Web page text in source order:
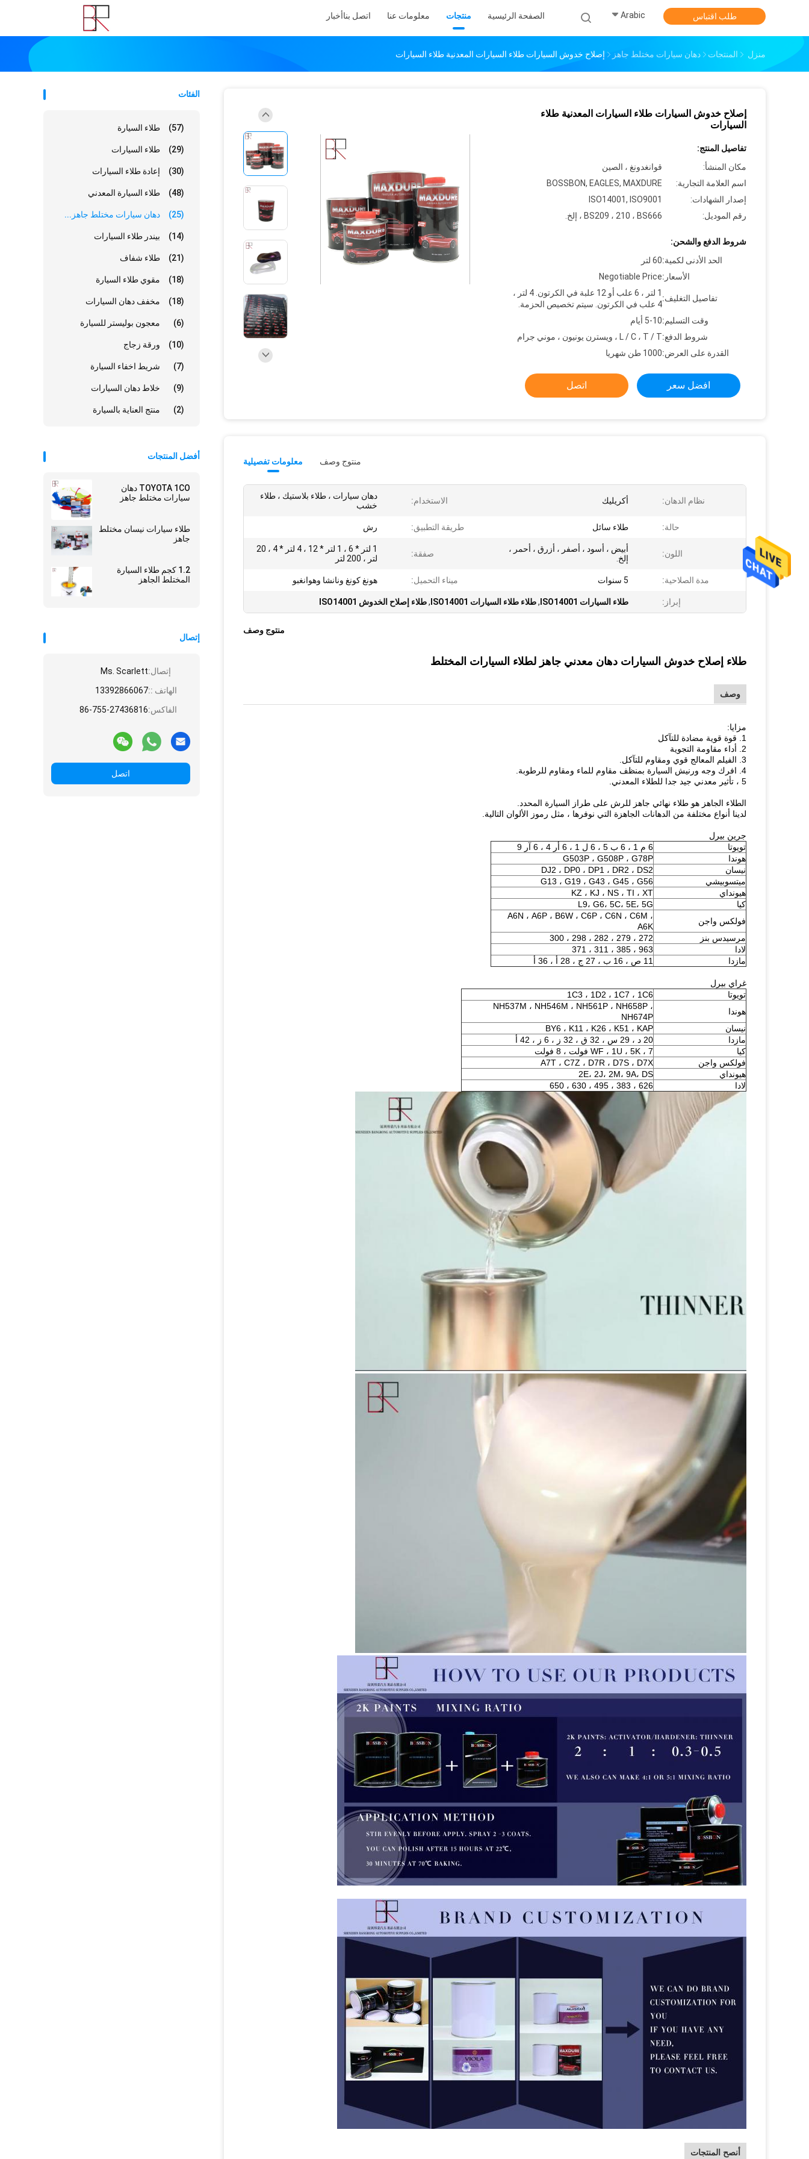
الصفحة الرئيسية منتجات معلومات عنا اتصل بناأخبار Arabic طلب اقتباس
منزل المنتجات دهان سيارات مختلط جاهز إصلاح خدوش السيارات طلاء السيارات المعدنية طلاء السيارات
الفئات
طلاء السيارة (57)
طلاء السيارات (29)
إعادة طلاء السيارات (30)
طلاء السيارة المعدني (48)
دهان سيارات مختلط جاهز... (25)
بيندر طلاء السيارات (14)
طلاء شفاف (21)
مقوي طلاء السيارة (18)
مخفف دهان السيارات (18)
معجون بوليستر للسيارة (6)
ورقة زجاج (10)
شريط اخفاء السيارة (7)
خلاط دهان السيارات (9)
منتج العناية بالسيارة (2)
أفضل المنتجات
TOYOTA 1CO دهان
سيارات مختلط جاهز
طلاء سيارات نيسان مختلط
جاهز
1.2 كجم طلاء السيارة
المختلط الجاهز
إتصال
إتصال:Ms. Scarlett
الهاتف ::13392866067
الفاكس:86-755-27436816
اتصل
إصلاح خدوش السيارات طلاء السيارات المعدنية طلاء
السيارات
تفاصيل المنتج:
مكان المنشأ:
قوانغدونغ ، الصين
اسم العلامة التجارية:
BOSSBON, EAGLES, MAXDURE
إصدار الشهادات:
ISO14001, ISO9001
رقم الموديل:
BS209 ، 210 ، BS666 ، إلخ.
شروط الدفع والشحن:
الحد الأدنى لكمية:60 لتر
الأسعار:Negotiable Price
تفاصيل التغليف:
1 لتر ، 6 علب أو 12 علبة في الكرتون. 4 لتر ،
4 علب في الكرتون. سيتم تخصيص الحزمة.
وقت التسليم:5-10 أيام
شروط الدفع:L / C ، T / T ، ويسترن يونيون ، موني جرام
القدرة على العرض:1000 طن شهريا
افضل سعر اتصل
معلومات تفصيلية منتوج وصف
نظام الدهان: أكريليك الاستخدام:
دهان سيارات ، طلاء بلاستيك ، طلاء
خشب
حالة: طلاء سائل طريقة التطبيق: رش
اللون:
أبيض ، أسود ، أصفر ، أزرق ، أحمر ،
إلخ.
صفقة:
1 لتر * 6 ، 1 لتر * 12 ، 4 لتر * 4 ، 20
لتر ، 200 لتر
مدة الصلاحية: 5 سنوات ميناء التحميل: هونغ كونغ ونانشا وهوانغبو
إبراز: طلاء السيارات ISO14001 ,طلاء طلاء السيارات ISO14001 ,طلاء إصلاح الخدوش ISO14001
منتوج وصف
طلاء إصلاح خدوش السيارات دهان معدني جاهز لطلاء السيارات المختلط
وصف
مزايا:
1. قوة قوية مضادة للتآكل
2. أداء مقاومة التجوية
3. الفيلم المعالج قوي ومقاوم للتآكل.
4. افرك وجه ورنيش السيارة بمنظف مقاوم للماء ومقاوم للرطوبة.
5 ، تأثير معدني جيد جدا للطلاء المعدني.
الطلاء الجاهز هو طلاء نهائي جاهز للرش على طراز السيارة المحدد.
لدينا أنواع مختلفة من الدهانات الجاهزة التي نوفرها ، مثل رموز الألوان التالية.
جرين بيرل
تويوتا
6 م 1 ، 6 ب 5 ، 6 ل 1 ، 6 أر 4 ، 6 آر 9
هوندا
G503P ، G508P ، G78P
نيسان
DJ2 ، DP0 ، DP1 ، DR2 ، DS2
ميتسوبيشي
G13 ، G19 ، G43 ، G45 ، G56
هيونداي
KZ ، KJ ، NS ، TI ، XT
كيا
L9، G6، 5C، 5E، 5G
فولكس واجن
A6N ، A6P ، B6W ، C6P ، C6N ، C6M ،
A6K
مرسيدس بنز
272 ، 279 ، 282 ، 298 ، 300
لادا
963 ، 385 ، 311 ، 371
مازدا
11 ص ، 16 ب ، 27 ج ، 28 أ ، 36 أ
غراي بيرل
تويوتا
1C3 ، 1D2 ، 1C7 ، 1C6
هوندا
NH537M ، NH546M ، NH561P ، NH658P ،
NH674P
نيسان
BY6 ، K11 ، K26 ، K51 ، KAP
مازدا
20 د ، 29 س ، 32 ق ، 32 ز ، 6 ز ، 42 أ
كيا
WF ، 1U ، 5K ، 7 فولت ، 8 فولت
فولكس واجن
A7T ، C7Z ، D7R ، D7S ، D7X
هيونداي
2E، 2J، 2M، 9A، DS
لادا
626 ، 383 ، 495 ، 630 ، 650
أنصح المنتجات